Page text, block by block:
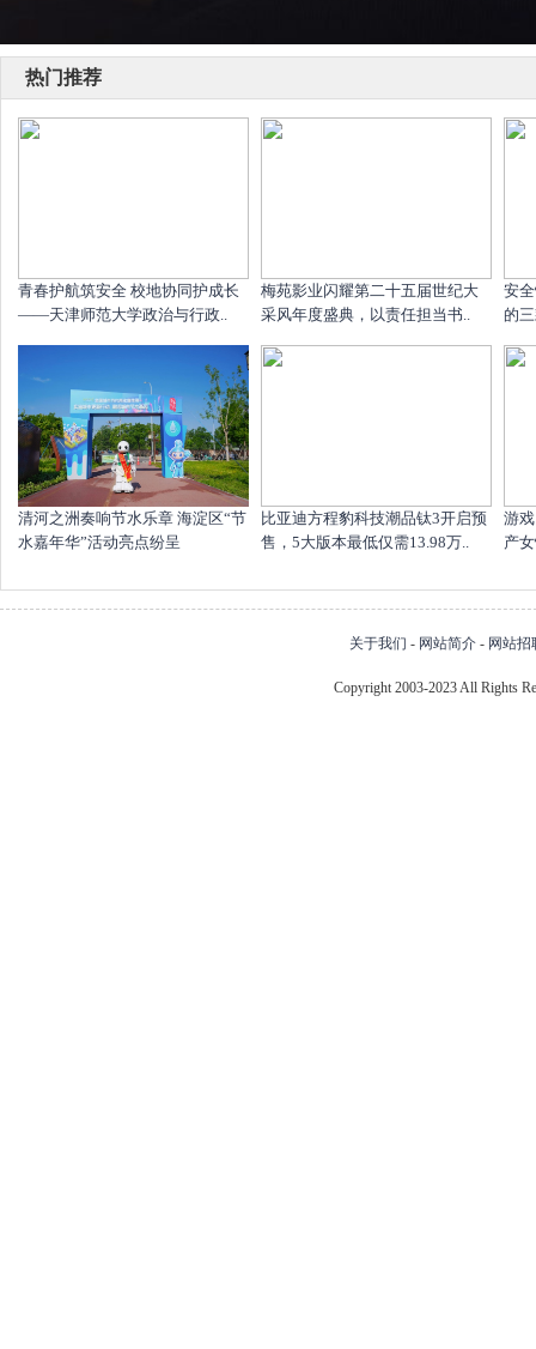
热门推荐
青春护航筑安全 校地协同护成长
——天津师范大学政治与行政..
梅苑影业闪耀第二十五届世纪大
采风年度盛典，以责任担当书..
安
的
清河之洲奏响节水乐章 海淀区“节
水嘉年华”活动亮点纷呈
比亚迪方程豹科技潮品钛3开启预
售，5大版本最低仅需13.98万..
游
产
关于我们 - 网站简介 - 网站招
Copyright 2003-2023 All Rights